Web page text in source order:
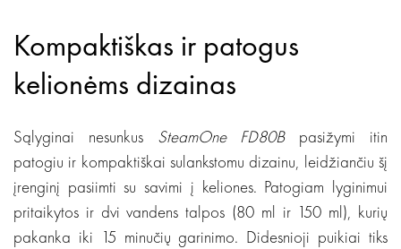
Kompaktiškas ir patogus
kelionėms dizainas
Sąlyginai nesunkus SteamOne FD80Bpasižymi itin
patogiu ir kompaktiškai sulankstomu dizainu, leidžiančiu šį
įrenginį pasiimti su savimi į keliones. Patogiam lyginimui
pritaikytos ir dvi vandens talpos (80 ml ir 150 ml), kurių
pakanka iki 15 minučių garinimo. Didesnioji puikiai tiks